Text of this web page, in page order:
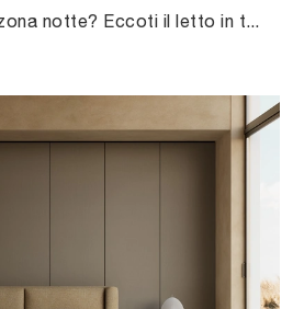
Vuoi organizzare la zona notte? Eccoti il letto in tessuto AluAlu Bed di Kristalia per spazi moderni.